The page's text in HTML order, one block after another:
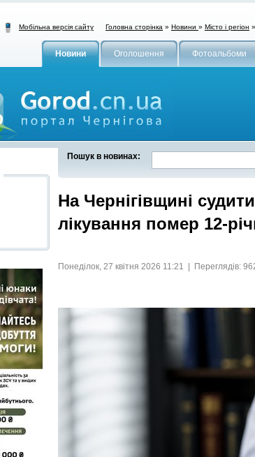
Мобільна версія сайту Головна сторінка » Новини » Місто і регіон »
Новини Оголошення Фотоальбоми
Пошук в новинах:
На Чернігівщині
лікування помер 12-
Понеділок, 27 квітня 2026 11:21 | Переглядів: